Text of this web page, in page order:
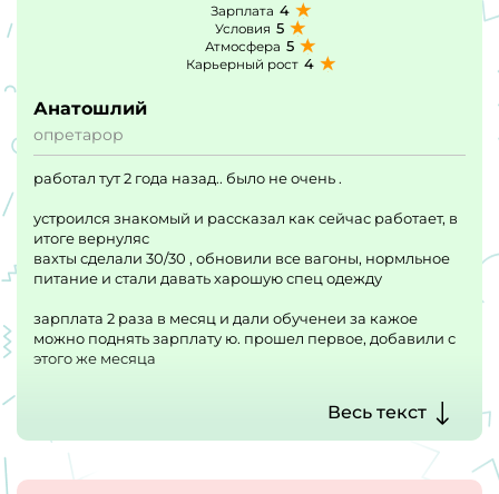
Зарплата 4
Условия 5
Атмосфера 5
Карьерный рост 4
Анатошлий
опретарор
работал тут 2 года назад.. было не очень .
устроился знакомый и рассказал как сейчас работает, в
итоге вернуляс
вахты сделали 30/30 , обновили все вагоны, нормльное
питание и стали давать харошую спец одежду
зарплата 2 раза в месяц и дали обученеи за кажое
можно поднять зарплату ю. прошел первое, добавили с
этого же месяца
работать и объекты хорошо содержат нет пробелм
Весь текст